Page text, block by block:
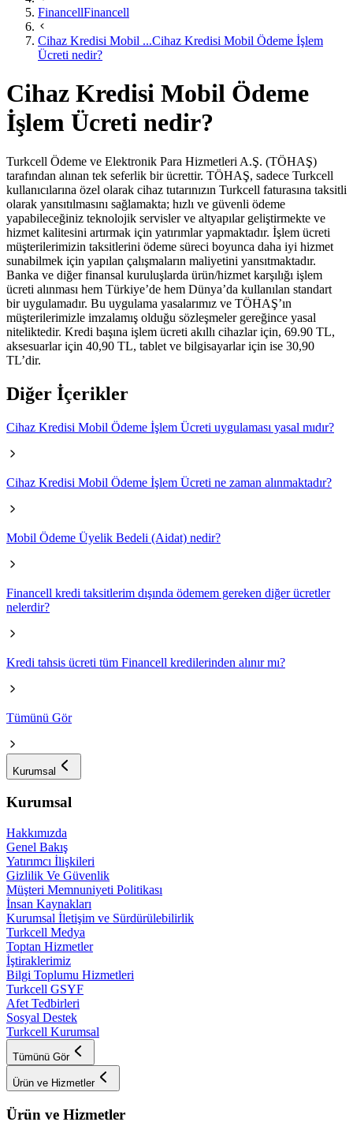
FinancellFinancell
Cihaz Kredisi Mobil ...Cihaz Kredisi Mobil Ödeme İşlem
Ücreti nedir?
Cihaz Kredisi Mobil Ödeme
İşlem Ücreti nedir?
Turkcell Ödeme ve Elektronik Para Hizmetleri A.Ş. (TÖHAŞ)
tarafından alınan tek seferlik bir ücrettir. TÖHAŞ, sadece Turkcell
kullanıcılarına özel olarak cihaz tutarınızın Turkcell faturasına taksitli
olarak yansıtılmasını sağlamakta; hızlı ve güvenli ödeme
yapabileceğiniz teknolojik servisler ve altyapılar geliştirmekte ve
hizmet kalitesini artırmak için yatırımlar yapmaktadır. İşlem ücreti
müşterilerimizin taksitlerini ödeme süreci boyunca daha iyi hizmet
sunabilmek için yapılan çalışmaların maliyetini yansıtmaktadır.​
Banka ve diğer finansal kuruluşlarda ürün/hizmet karşılığı işlem
ücreti alınması hem Türkiye’de hem Dünya’da kullanılan standart
bir uygulamadır. Bu uygulama yasalarımız ve TÖHAŞ’ın
müşterilerimizle imzalamış olduğu sözleşmeler gereğince yasal
niteliktedir. Kredi başına işlem ücreti akıllı cihazlar için, 69.90 TL,
aksesuarlar için 40,90 TL, tablet ve bilgisayarlar için ise 30,90
TL’dir.​
Diğer İçerikler
Cihaz Kredisi Mobil Ödeme İşlem Ücreti uygulaması yasal mıdır?
Cihaz Kredisi Mobil Ödeme İşlem Ücreti ne zaman alınmaktadır?
Mobil Ödeme Üyelik Bedeli (Aidat) nedir?
Financell kredi taksitlerim dışında ödemem gereken diğer ücretler
nelerdir?
Kredi tahsis ücreti tüm Financell kredilerinden alınır mı?
Tümünü Gör
Kurumsal
Kurumsal
Hakkımızda
Genel Bakış
Yatırımcı İlişkileri
Gizlilik Ve Güvenlik
Müşteri Memnuniyeti Politikası
İnsan Kaynakları
Kurumsal İletişim ve Sürdürülebilirlik
Turkcell Medya
Toptan Hizmetler
İştiraklerimiz
Bilgi Toplumu Hizmetleri
Turkcell GSYF
Afet Tedbirleri
Sosyal Destek
Turkcell Kurumsal
Tümünü Gör
Ürün ve Hizmetler
Ürün ve Hizmetler